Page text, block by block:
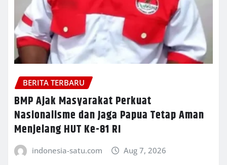
BERITA TERBARU
BMP Ajak Masyarakat Perkuat
Nasionalisme dan Jaga Papua Tetap Aman
Menjelang HUT Ke-81 RI
indonesia-satu.com Aug 7, 2026